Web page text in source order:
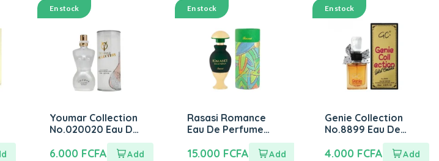
En stock
Youmar Collection
No.020020 Eau De
Perfume 25ml
6.000 FCFA
En stock
Rasasi Romance
Eau De Perfume
15.000 FCFA
En stock
Genie Collection
No.8899 Eau De
Perfume 25ml
4.000 FCFA